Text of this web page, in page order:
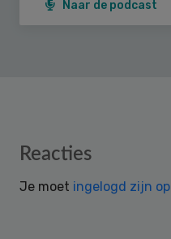
Naar de podcast
Reader
Reacties
Je moet ingelogd zijn op